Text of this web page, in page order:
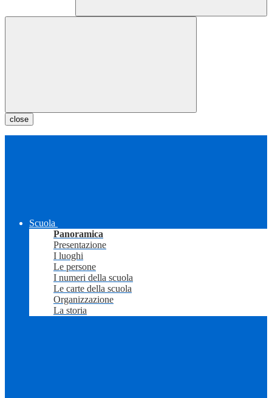
close
Scuola
Panoramica
Presentazione
I luoghi
Le persone
I numeri della scuola
Le carte della scuola
Organizzazione
La storia